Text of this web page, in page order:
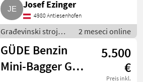
Josef Ezinger
4980 Antiesenhofen
Građevinski strojevi
/ Mali građevinski
strojevi
2 meseci online
GÜDE Benzin
Mini-Bagger GMB
5.500
€
Preis inkl.